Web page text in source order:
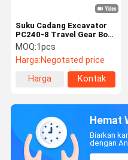
Suku Cadang Excavator
PC240-8 Travel Gear Box
206-27-00422
Pengurangan Gearbox
MOQ:1pcs
Harga:Negotated price
Harga
Kontak
Hemat
Biarkan
dengan